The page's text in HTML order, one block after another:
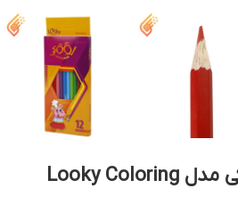
مداد رنگی 12 رنگ لوکی مدل Looky Coloring